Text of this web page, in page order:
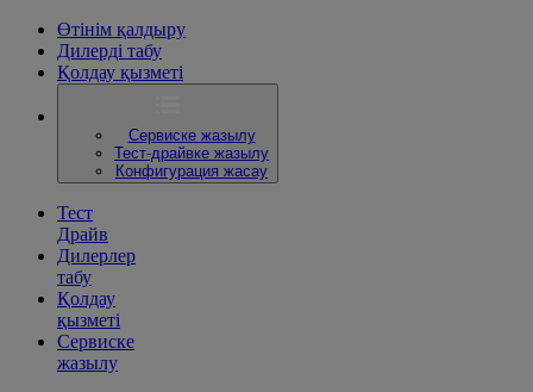
Өтінім қалдыру
Дилерді табу
Қолдау қызметі
Сервиске жазылу
Тест-драйвке жазылу
Конфигурация жасау
Тест
Драйв
Дилерлер
табу
Қолдау
қызметі
Сервиске
жазылу